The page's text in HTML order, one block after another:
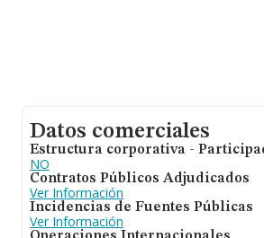
Datos comerciales
Estructura corporativa -
NO
Contratos Públicos Adjudicados
Ver Información
Incidencias de Fuentes Públicas
Ver Información